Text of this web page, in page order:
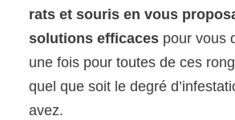
rats et souris en vous
solutions efficaces pour vous
une fois pour toutes de ces
quel que soit le degré
avez.